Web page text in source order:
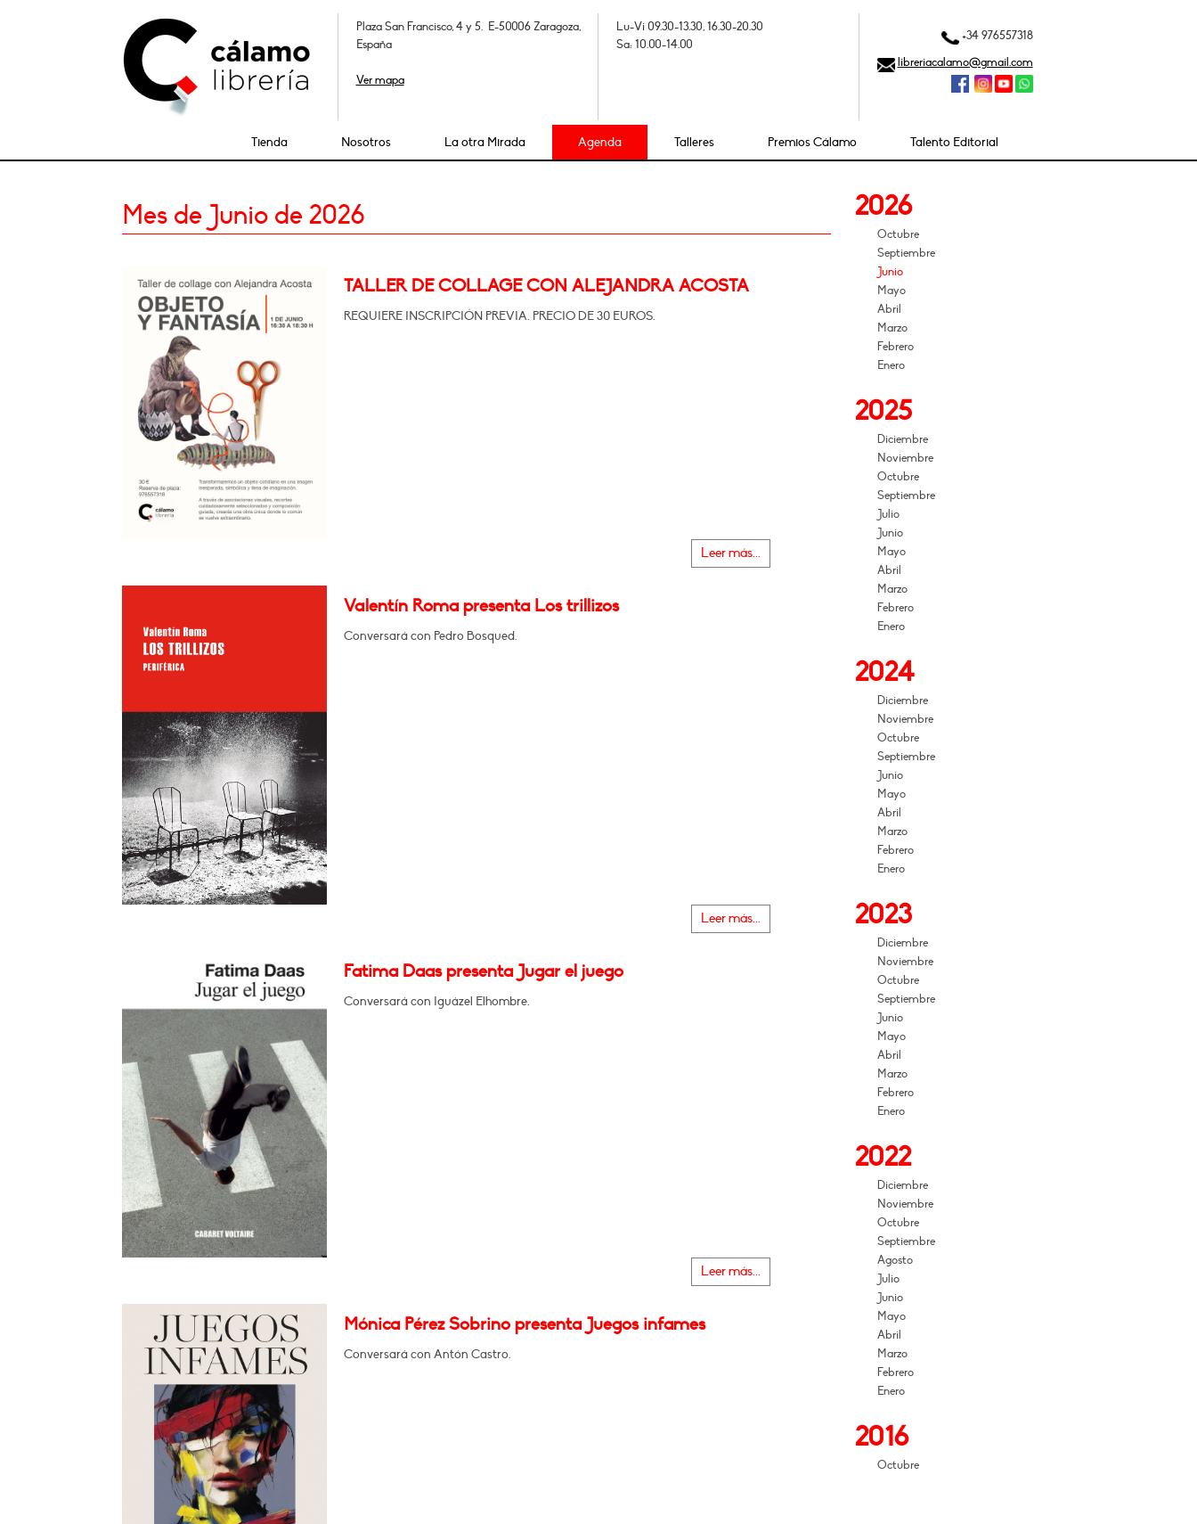
Plaza San Francisco, 4 y 5. E-50006 Zaragoza,
España
Ver mapa
Lu-Vi 09.30-13.30, 16.30-20.30
Sa: 10.00-14.00
+34 976557318
libreriacalamo@gmail.com
Tienda Nosotros La otra Mirada Agenda Talleres Premios Cálamo Talento Editorial
Mes de Junio de 2026
TALLER DE COLLAGE CON ALEJANDRA ACOSTA
REQUIERE INSCRIPCIÓN PREVIA. PRECIO DE 30 EUROS.
Leer más...
Valentín Roma presenta Los trillizos
Conversará con Pedro Bosqued.
Leer más...
Fatima Daas presenta Jugar el juego
Conversará con Iguázel Elhombre.
Leer más...
Mónica Pérez Sobrino presenta Juegos infames
Conversará con Antón Castro.
2026
Octubre
Septiembre
Junio
Mayo
Abril
Marzo
Febrero
Enero
2025
Diciembre
Noviembre
Octubre
Septiembre
Julio
Junio
Mayo
Abril
Marzo
Febrero
Enero
2024
Diciembre
Noviembre
Octubre
Septiembre
Junio
Mayo
Abril
Marzo
Febrero
Enero
2023
Diciembre
Noviembre
Octubre
Septiembre
Junio
Mayo
Abril
Marzo
Febrero
Enero
2022
Diciembre
Noviembre
Octubre
Septiembre
Agosto
Julio
Junio
Mayo
Abril
Marzo
Febrero
Enero
2016
Octubre